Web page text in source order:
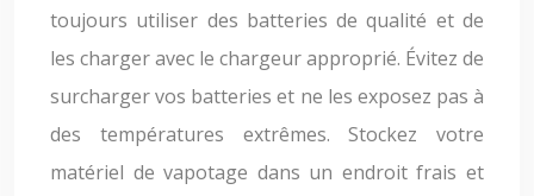
toujours utiliser des batteries de qualité et de
les charger avec le chargeur approprié. Évitez de
surcharger vos batteries et ne les exposez pas à
des températures extrêmes. Stockez votre
matériel de vapotage dans un endroit frais et